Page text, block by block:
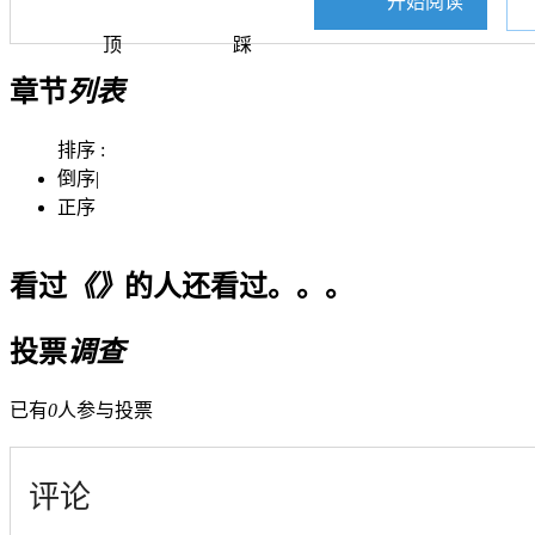
顶 踩
章节列表
排序 :
倒序|
正序
看过《》 的人还看过。。。
投票调查
已有0人参与投票
评论